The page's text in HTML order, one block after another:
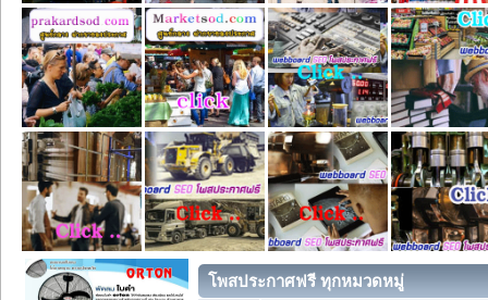
โพสประกาศฟรี ทุกหมวดหมู่